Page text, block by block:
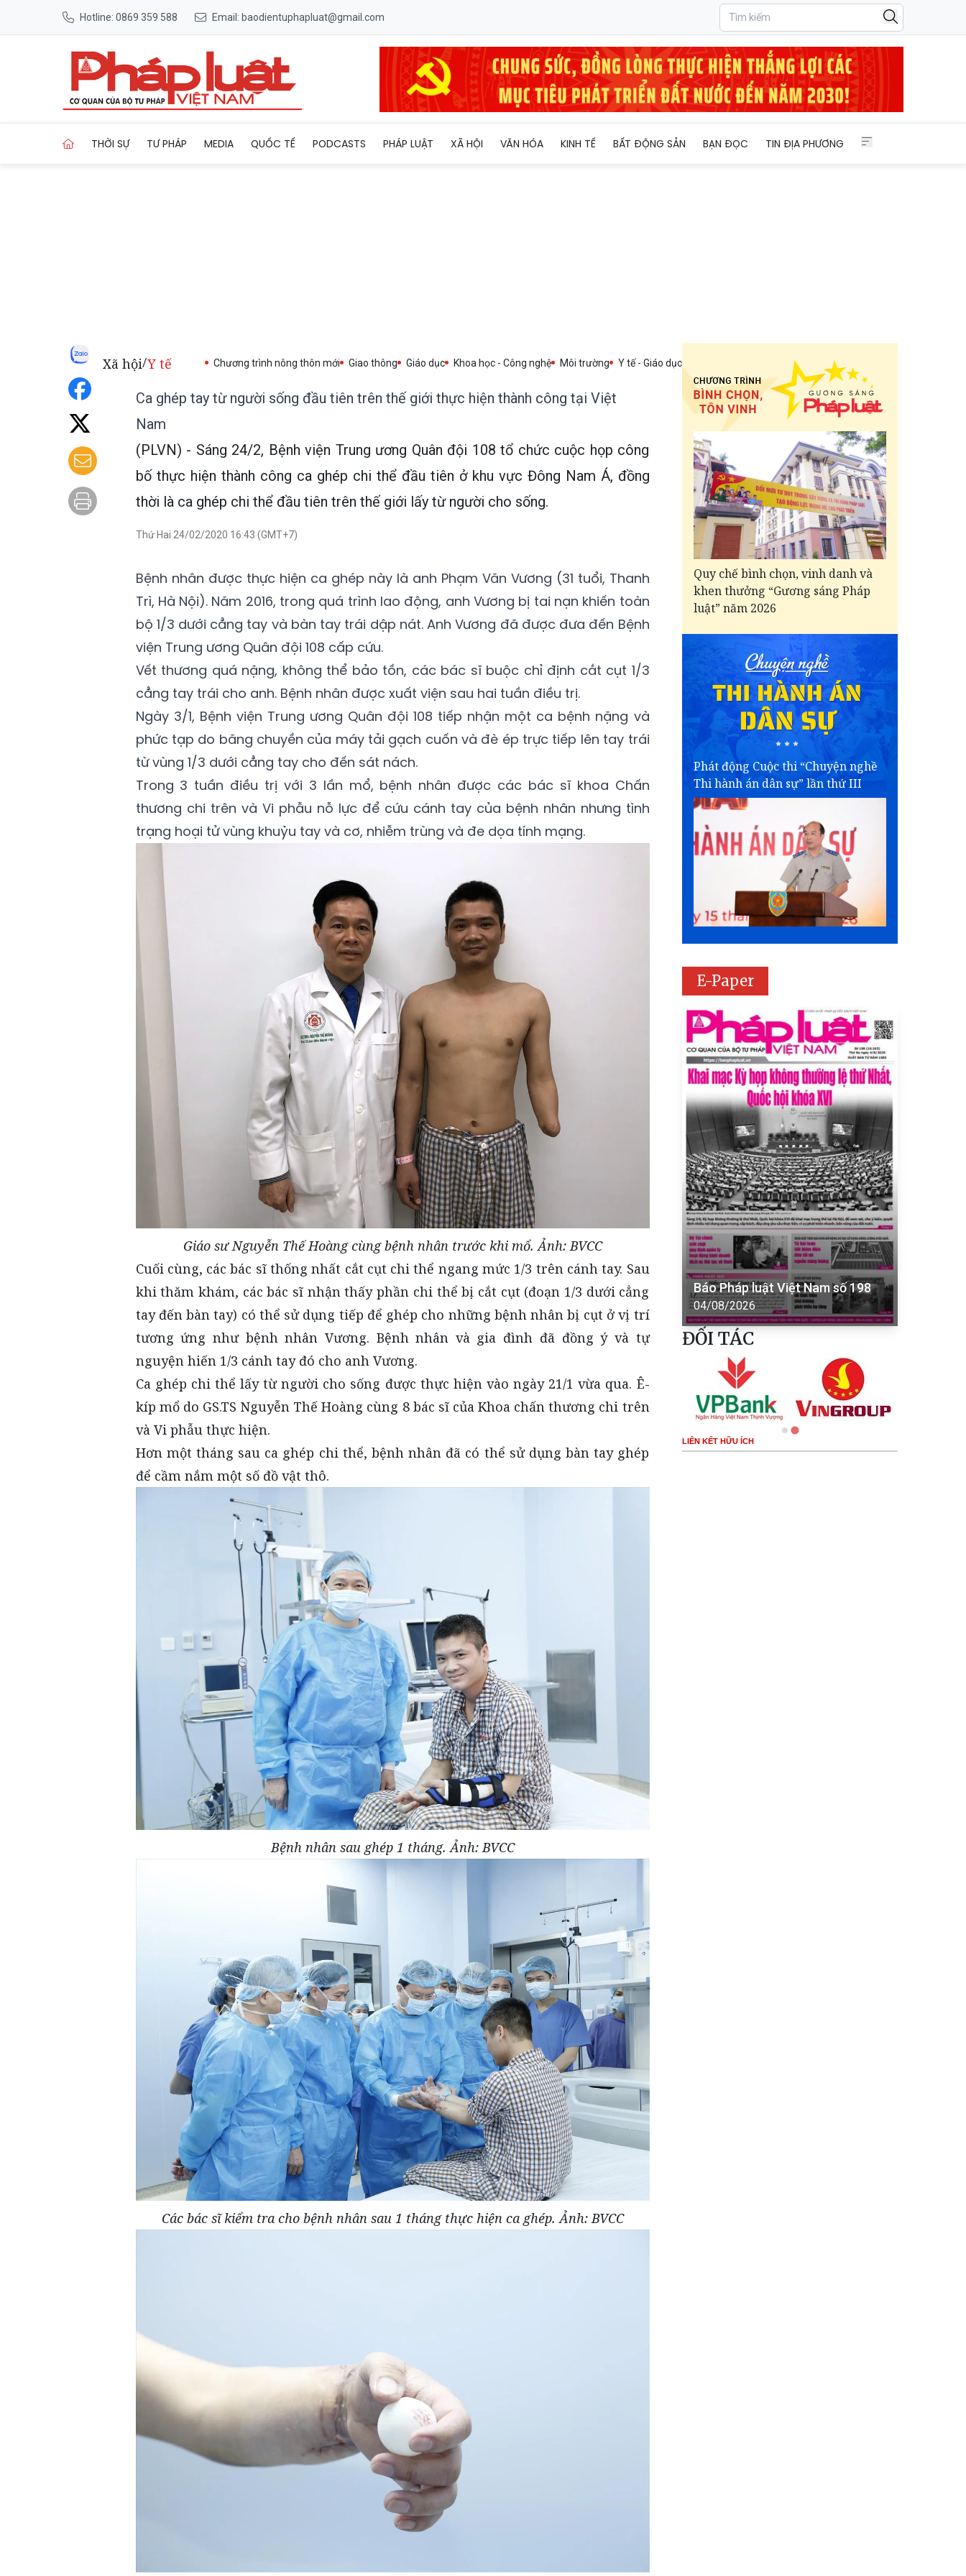
Hotline: 0869 359 588 Email: baodientuphapluat@gmail.com
THỜI SỰ TƯ PHÁP MEDIA QUỐC TẾ PODCASTS PHÁP LUẬT XÃ HỘI VĂN HÓA KINH TẾ BẤT ĐỘNG SẢN BẠN ĐỌC TIN ĐỊA PHƯƠNG
Xã hội/Y tế Chương trình nông thôn mới Giao thông Giáo dục Khoa học - Công nghệ Môi trường Y tế - Giáo dục
Ca ghép tay từ người sống đầu tiên trên thế giới thực hiện thành công tại Việt
Nam
(PLVN) - Sáng 24/2, Bệnh viện Trung ương Quân đội 108 tổ chức cuộc họp công
bố thực hiện thành công ca ghép chi thể đầu tiên ở khu vực Đông Nam Á, đồng
thời là ca ghép chi thể đầu tiên trên thế giới lấy từ người cho sống.
Thứ Hai 24/02/2020 16:43 (GMT+7)
Bệnh nhân được thực hiện ca ghép này là anh Phạm Văn Vương (31 tuổi, Thanh
Trì, Hà Nội). Năm 2016, trong quá trình lao động, anh Vương bị tai nạn khiến toàn
bộ 1/3 dưới cẳng tay và bàn tay trái dập nát. Anh Vương đã được đưa đến Bệnh
viện Trung ương Quân đội 108 cấp cứu.
Vết thương quá nặng, không thể bảo tồn, các bác sĩ buộc chỉ định cắt cụt 1/3
cẳng tay trái cho anh. Bệnh nhân được xuất viện sau hai tuần điều trị.
Ngày 3/1, Bệnh viện Trung ương Quân đội 108 tiếp nhận một ca bệnh nặng và
phức tạp do băng chuyền của máy tải gạch cuốn và đè ép trực tiếp lên tay trái
từ vùng 1/3 dưới cẳng tay cho đến sát nách.
Trong 3 tuần điều trị với 3 lần mổ, bệnh nhân được các bác sĩ khoa Chấn
thương chi trên và Vi phẫu nỗ lực để cứu cánh tay của bệnh nhân nhưng tình
trạng hoại tử vùng khuỷu tay và cơ, nhiễm trùng và đe dọa tính mạng.
Giáo sư Nguyễn Thế Hoàng cùng bệnh nhân trước khi mổ. Ảnh: BVCC
Cuối cùng, các bác sĩ thống nhất cắt cụt chi thể ngang mức 1/3 trên cánh tay. Sau
khi thăm khám, các bác sĩ nhận thấy phần chi thể bị cắt cụt (đoạn 1/3 dưới cẳng
tay đến bàn tay) có thể sử dụng tiếp để ghép cho những bệnh nhân bị cụt ở vị trí
tương ứng như bệnh nhân Vương. Bệnh nhân và gia đình đã đồng ý và tự
nguyện hiến 1/3 cánh tay đó cho anh Vương.
Ca ghép chi thể lấy từ người cho sống được thực hiện vào ngày 21/1 vừa qua. Ê-
kíp mổ do GS.TS Nguyễn Thế Hoàng cùng 8 bác sĩ của Khoa chấn thương chi trên
và Vi phẫu thực hiện.
Hơn một tháng sau ca ghép chi thể, bệnh nhân đã có thể sử dụng bàn tay ghép
để cầm nắm một số đồ vật thô.
Bệnh nhân sau ghép 1 tháng. Ảnh: BVCC
Các bác sĩ kiểm tra cho bệnh nhân sau 1 tháng thực hiện ca ghép. Ảnh: BVCC
Quy chế bình chọn, vinh danh và
khen thưởng “Gương sáng Pháp
luật” năm 2026
Phát động Cuộc thi “Chuyện nghề
Thi hành án dân sự” lần thứ III
E-Paper
Báo Pháp luật Việt Nam số 198
04/08/2026
ĐỐI TÁC
LIÊN KẾT HỮU ÍCH